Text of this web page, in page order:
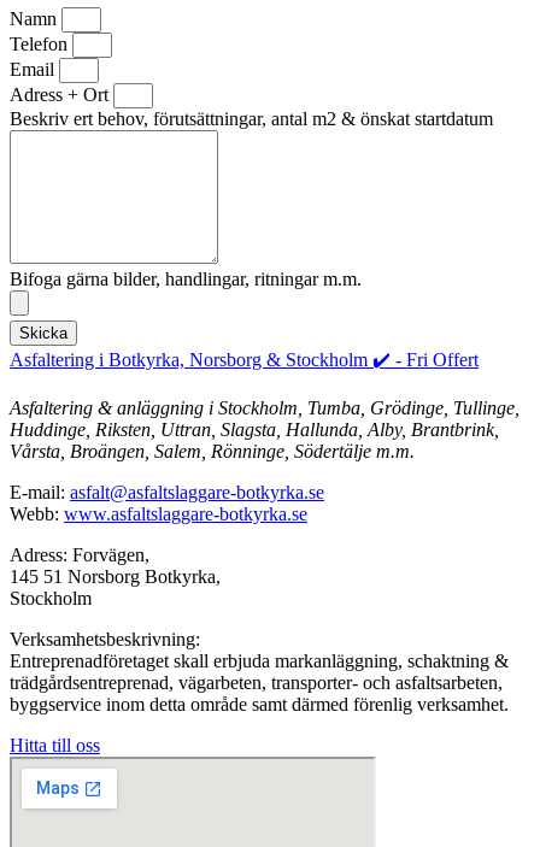
Namn
Telefon
Email
Adress + Ort
Beskriv ert behov, förutsättningar, antal m2 & önskat startdatum
Bifoga gärna bilder, handlingar, ritningar m.m.
Skicka
Asfaltering i Botkyrka, Norsborg & Stockholm ✔️ - Fri Offert
Asfaltering & anläggning i Stockholm, Tumba, Grödinge, Tullinge,
Huddinge, Riksten, Uttran, Slagsta, Hallunda, Alby, Brantbrink,
Vårsta, Broängen, Salem, Rönninge, Södertälje m.m.
E-mail: asfalt@asfaltslaggare-botkyrka.se
Webb: www.asfaltslaggare-botkyrka.se
Adress: Forvägen,
145 51 Norsborg Botkyrka,
Stockholm
Verksamhetsbeskrivning:
Entreprenadföretaget skall erbjuda markanläggning, schaktning &
trädgårdsentreprenad, vägarbeten, transporter- och asfaltsarbeten,
byggservice inom detta område samt därmed förenlig verksamhet.
Hitta till oss